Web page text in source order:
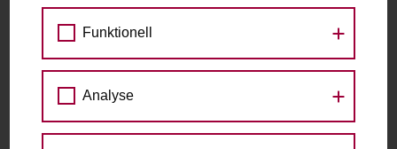
zu den Raddetails
Funktionell
Analyse